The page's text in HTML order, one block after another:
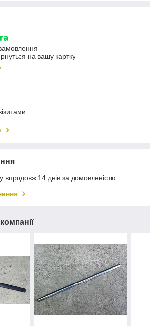
на вашу картку
впродовж 14 днів за домовленістю